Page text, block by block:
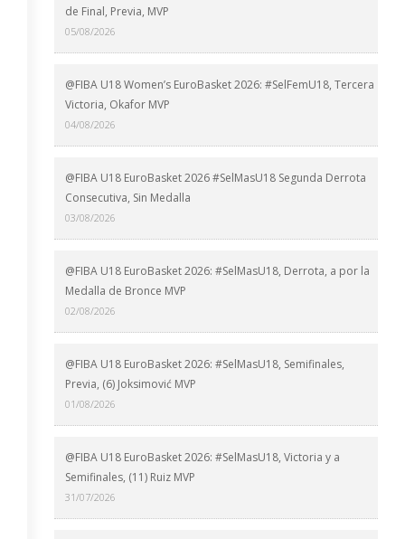
de Final, Previa, MVP
05/08/2026
@FIBA U18 Women’s EuroBasket 2026: #SelFemU18, Tercera
Victoria, Okafor MVP
04/08/2026
@FIBA U18 EuroBasket 2026 #SelMasU18 Segunda Derrota
Consecutiva, Sin Medalla
03/08/2026
@FIBA U18 EuroBasket 2026: #SelMasU18, Derrota, a por la
Medalla de Bronce MVP
02/08/2026
@FIBA U18 EuroBasket 2026: #SelMasU18, Semifinales,
Previa, (6) Joksimović MVP
01/08/2026
@FIBA U18 EuroBasket 2026: #SelMasU18, Victoria y a
Semifinales, (11) Ruiz MVP
31/07/2026